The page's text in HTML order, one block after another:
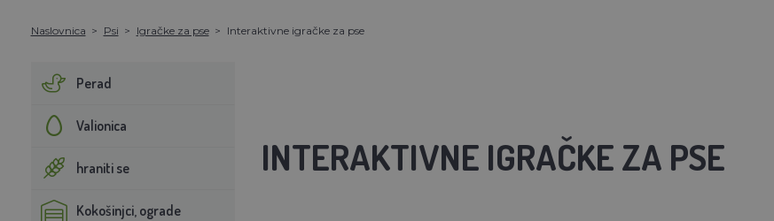
Naslovnica Psi Igračke za pse Interaktivne igračke za pse
Perad
Valionica
hraniti se
Kokošinjci, ograde
INTERAKTIVNE IGRAČKE ZA PSE